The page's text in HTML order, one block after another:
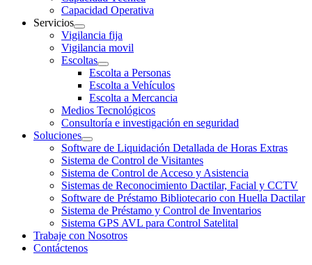
Capacidad Operativa
Servicios
Vigilancia fija
Vigilancia movil
Escoltas
Escolta a Personas
Escolta a Vehículos
Escolta a Mercancia
Medios Tecnológicos
Consultoría e investigación en seguridad
Soluciones
Software de Liquidación Detallada de Horas Extras
Sistema de Control de Visitantes
Sistema de Control de Acceso y Asistencia
Sistemas de Reconocimiento Dactilar, Facial y CCTV
Software de Préstamo Bibliotecario con Huella Dactilar
Sistema de Préstamo y Control de Inventarios
Sistema GPS AVL para Control Satelital
Trabaje con Nosotros
Contáctenos